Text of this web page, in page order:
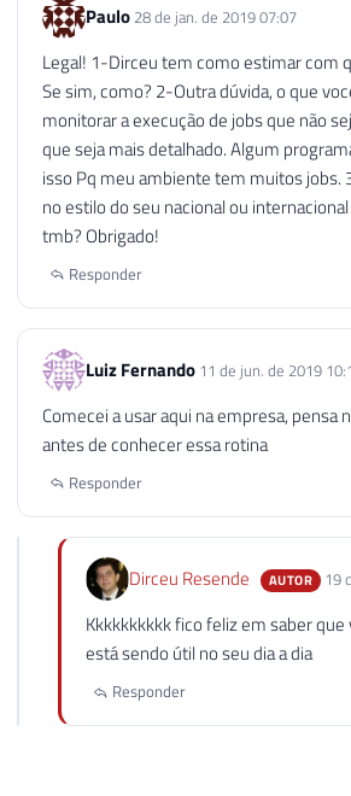
Paulo 28 de jan. de 2019 07:07
Legal! 1-Dirceu tem como estimar com
Se sim, como? 2-Outra dúvida, o que
monitorar a execução de jobs que não
que seja mais detalhado. Algum
isso Pq meu ambiente tem muitos jobs.
no estilo do seu nacional ou
tmb? Obrigado!
Responder
Luiz Fernando 11 de jun. de 2019
Comecei a usar aqui na empresa, pensa
antes de conhecer essa rotina
Responder
Dirceu Resende AUTOR 19
Kkkkkkkkkk fico feliz em saber
está sendo útil no seu dia a dia
Responder